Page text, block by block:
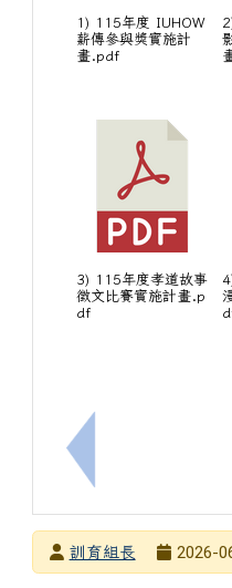
上一筆：轉知中華
1) 115年度 IUHOW
薪傳參與獎實施計
畫.pdf
3) 115年度孝道故事
徵文比賽實施計畫.p
df
發布者訓育組長
2026-